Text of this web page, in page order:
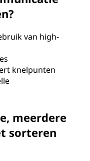
van high-
knelpunten
meerdere
sorteren